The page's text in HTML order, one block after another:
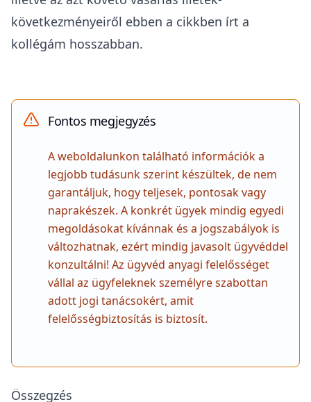
következményeiről ebben a cikkben írt a
kollégám hosszabban.
Fontos megjegyzés
A weboldalunkon található információk a
legjobb tudásunk szerint készültek, de nem
garantáljuk, hogy teljesek, pontosak vagy
naprakészek. A konkrét ügyek mindig egyedi
megoldásokat kívánnak és a jogszabályok is
változhatnak, ezért mindig javasolt ügyvéddel
konzultálni! Az ügyvéd anyagi felelősséget
vállal az ügyfeleknek személyre szabottan
adott jogi tanácsokért, amit
felelősségbiztosítás is biztosít.
Összegzés